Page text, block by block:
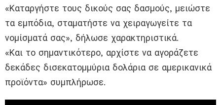
«Καταργήστε τους δικούς σας δασμούς, μειώστε
τα εμπόδια, σταματήστε να χειραγωγείτε τα
νομίσματά σας», δήλωσε χαρακτηριστικά.
«Και το σημαντικότερο, αρχίστε να αγοράζετε
δεκάδες δισεκατομμύρια δολάρια σε αμερικανικά
προϊόντα» συμπλήρωσε.